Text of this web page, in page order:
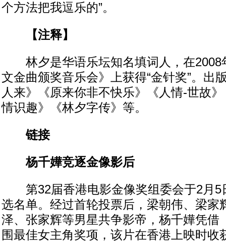
个方法把我逗乐的”。
【注释】
林夕是华语乐坛知名填词人，在2008
文金曲颁奖音乐会》上获得“金针奖”。出
人来》《原来你非不快乐》《人情-世故
情识趣》《林夕字传》等。
链接
杨千嬅竞逐金像影后
第32届香港电影金像奖组委会于2月5
选名单。经过首轮投票后，梁朝伟、梁家
泽、张家辉等男星共争影帝，杨千嬅凭借
围最佳女主角奖项，该片在香港上映时收